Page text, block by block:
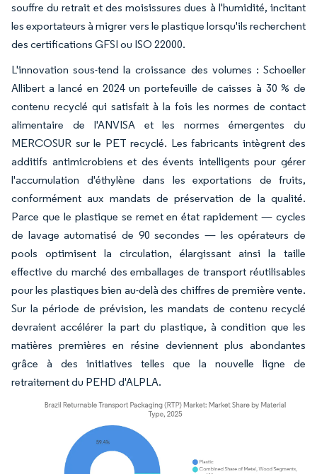
souffre du retrait et des moisissures dues à l'humidité, incitant
les exportateurs à migrer vers le plastique lorsqu'ils recherchent
des certifications GFSI ou ISO 22000.
L'innovation sous-tend la croissance des volumes : Schoeller
Allibert a lancé en 2024 un portefeuille de caisses à 30 % de
contenu recyclé qui satisfait à la fois les normes de contact
alimentaire de l'ANVISA et les normes émergentes du
MERCOSUR sur le PET recyclé. Les fabricants intègrent des
additifs antimicrobiens et des évents intelligents pour gérer
l'accumulation d'éthylène dans les exportations de fruits,
conformément aux mandats de préservation de la qualité.
Parce que le plastique se remet en état rapidement — cycles
de lavage automatisé de 90 secondes — les opérateurs de
pools optimisent la circulation, élargissant ainsi la taille
effective du marché des emballages de transport réutilisables
pour les plastiques bien au-delà des chiffres de première vente.
Sur la période de prévision, les mandats de contenu recyclé
devraient accélérer la part du plastique, à condition que les
matières premières en résine deviennent plus abondantes
grâce à des initiatives telles que la nouvelle ligne de
retraitement du PEHD d'ALPLA.